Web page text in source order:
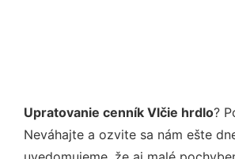
Upratovanie cenník Vlčie hrdlo?
Neváhajte a ozvite sa nám ešte